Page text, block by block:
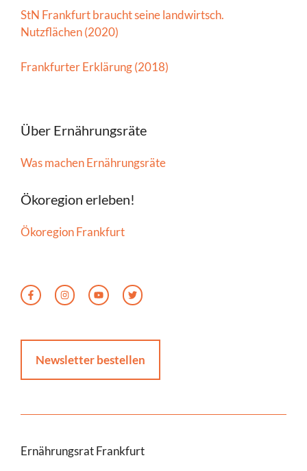
StN Frankfurt braucht seine landwirtsch.
Nutzflächen (2020)
Frankfurter Erklärung (2018)
Über Ernährungsräte
Was machen Ernährungsräte
Ökoregion erleben!
Ökoregion Frankfurt
Newsletter bestellen
Ernährungsrat Frankfurt